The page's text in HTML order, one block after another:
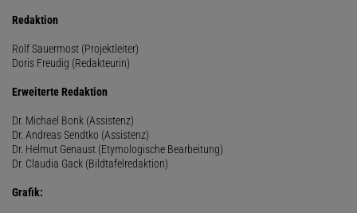
Redaktion
Rolf Sauermost (Projektleiter)
Doris Freudig (Redakteurin)
Erweiterte Redaktion
Dr. Michael Bonk (Assistenz)
Dr. Andreas Sendtko (Assistenz)
Dr. Helmut Genaust (Etymologische Bearbeitung)
Dr. Claudia Gack (Bildtafelredaktion)
Grafik: